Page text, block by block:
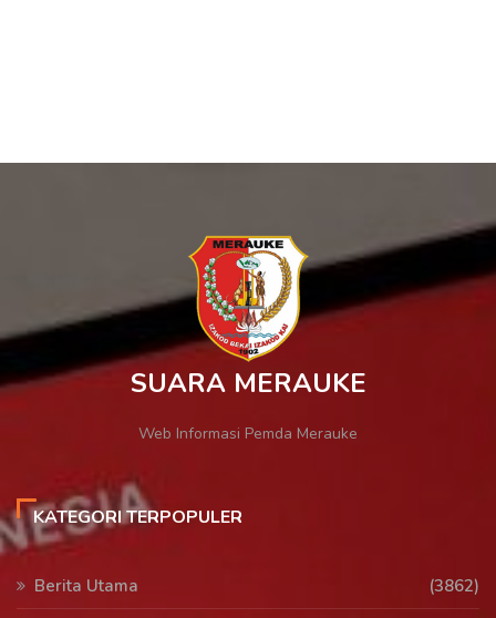
SUARA MERAUKE
Web Informasi Pemda Merauke
KATEGORI TERPOPULER
Berita Utama
(3862)